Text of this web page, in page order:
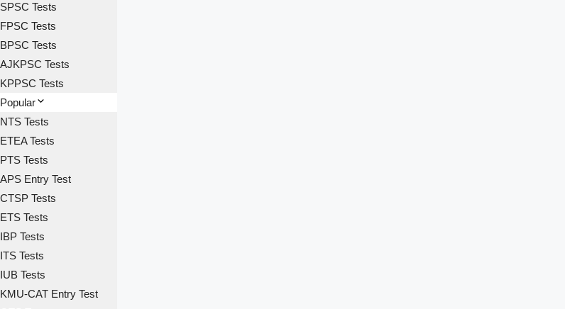
SPSC Tests
FPSC Tests
BPSC Tests
AJKPSC Tests
KPPSC Tests
Popular
NTS Tests
ETEA Tests
PTS Tests
APS Entry Test
CTSP Tests
ETS Tests
IBP Tests
ITS Tests
IUB Tests
KMU-CAT Entry Test